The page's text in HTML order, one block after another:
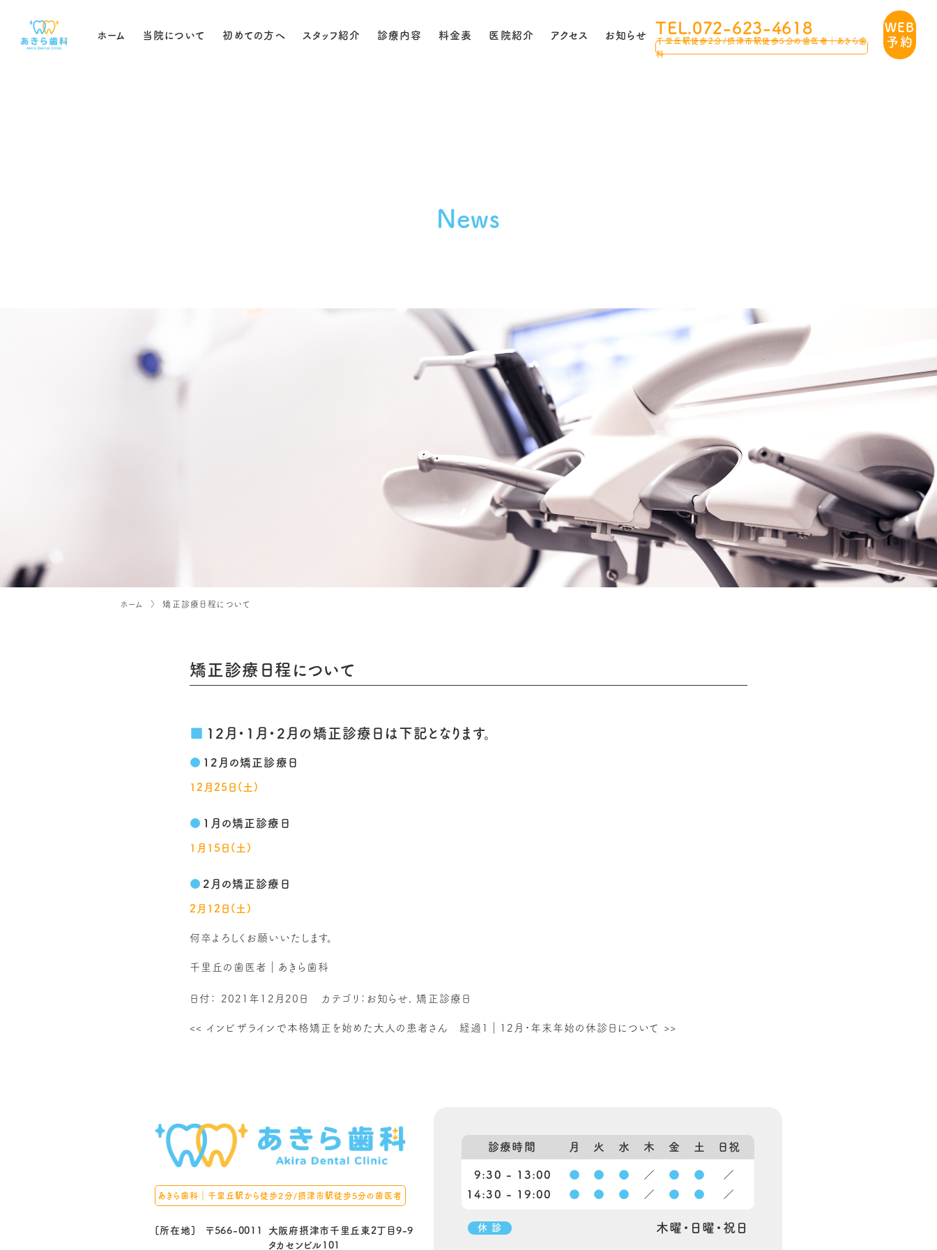
ホーム 当院について 初めての方へ スタッフ紹介 診療内容 料金表 医院紹介 アクセス お知らせ TEL.072-623-4618
千里丘駅徒歩2分/摂津市駅徒歩5分の歯医者｜あきら歯
科
WEB
予約
News
ホーム 矯正診療日程について
矯正診療日程について
12月・1月・2月の矯正診療日は下記となります。
12月の矯正診療日
12月25日(土)
1月の矯正診療日
1月15日(土)
2月の矯正診療日
2月12日(土)
何卒よろしくお願いいたします。
千里丘の歯医者｜あきら歯科
日付： 2021年12月20日 カテゴリ： お知らせ , 矯正診療日
<< インビザラインで本格矯正を始めた大人の患者さん 経過１ 12月・年末年始の休診日について >>
あきら歯科｜千里丘駅から徒歩2分/摂津市駅徒歩5分の歯医者
[所在地] 〒566-0011
大阪府摂津市千里丘東2丁目9-9
タカセンビル101
診療時間 月 火 水 木 金 土 日祝
9:30 - 13:00 ● ● ● ／ ● ●
／
14:30 - 19:00
● ● ● ／ ● ● ／
休 診 木曜・日曜・祝日